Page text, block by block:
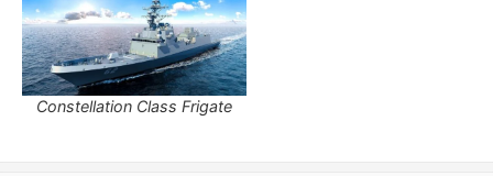
Constellation Class Frigate